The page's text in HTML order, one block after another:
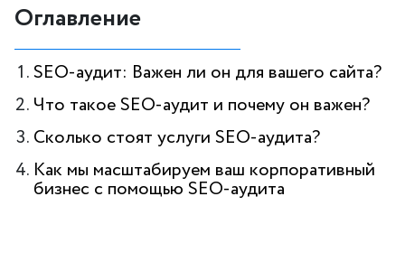
Оглавление
SEO-аудит: Важен ли он для вашего сайта?
Что такое SEO-аудит и почему он важен?
Сколько стоят услуги SEO-аудита?
Как мы масштабируем ваш корпоративный
бизнес с помощью SEO-аудита